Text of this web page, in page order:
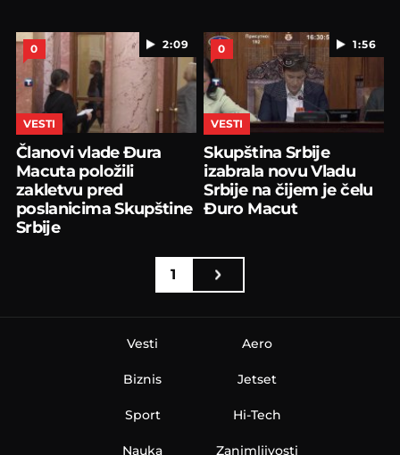
2:09
0
VESTI
Članovi vlade Đura
Macuta položili
zakletvu pred
poslanicima Skupštine
Srbije
1:56
0
VESTI
Skupština Srbije
izabrala novu Vladu
Srbije na čijem je čelu
Đuro Macut
1
Vesti
Biznis
Sport
Nauka
Aero
Jetset
Hi-Tech
Zanimljivosti